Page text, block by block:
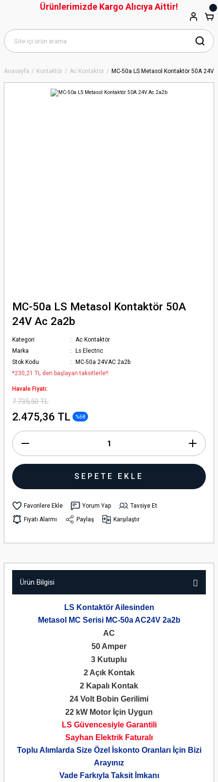
Anasayfa Kontaktör Ac Kontaktör MC-50a LS Metasol Kontaktör 50A 24V
MC-50a LS Metasol Kontaktör 50A
24V Ac 2a2b
Kategori
Ac Kontaktör
Marka
Ls Electric
Stok Kodu
MC-50a 24VAC 2a2b
*230,21 TL den başlayan taksitlerle!!
Havale Fiyatı:
7.735,50 TL
2.475,36 TL %68
SEPETE EKLE
Yorum Yap
Tavsiye Et
Fiyatı Alarmı
Paylaş Karşılaştır
Ürün Bilgisi
LS Kontaktör Ailesinden
Metasol MC Serisi MC-50a AC24V 2a2b
AC
50 Amper
3 Kutuplu
2 Açık Kontak
2 Kapalı Kontak
24 Volt Bobin Gerilimi
22 kW Motor İçin Uygun
LS Güvencesiyle Garantili
Sayhan Elektrik Faturalı
Toplu Alımlarda Size Özel İskonto Oranları İçin Bizi
Arayınız
Vade Farkıyla Taksit İmkanı
Ürünlerimizde Kargo Alıcıya Aittir!